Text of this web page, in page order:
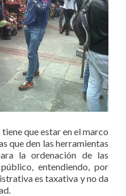
que estar en el marco
que den las herramientas
la ordenación de las
entendiendo, por
es taxativa y no da